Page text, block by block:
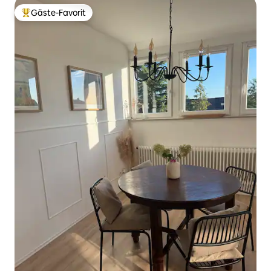
Beliebter Gäste-Favorit.
Gäste-Favorit